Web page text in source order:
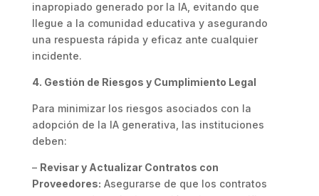
inapropiado generado por la IA, evitando que
llegue a la comunidad educativa y asegurando
una respuesta rápida y eficaz ante cualquier
incidente.
4. Gestión de Riesgos y Cumplimiento Legal
Para minimizar los riesgos asociados con la
adopción de la IA generativa, las instituciones
deben:
– Revisar y Actualizar Contratos con
Proveedores: Asegurarse de que los contratos